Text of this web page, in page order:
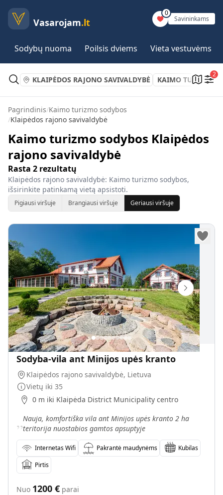
Vasarojam.lt
0
Savininkams
Sodybų nuoma Poilsis dviems Vieta vestuvėms
KLAIPĖDOS RAJONO SAVIVALDYBĖ KAIMO TURIZMO
2
Pagrindinis/Kaimo turizmo sodybos
/Klaipėdos rajono savivaldybė
Kaimo turizmo sodybos Klaipėdos
rajono savivaldybė
Rasta 2 rezultatų
Klaipėdos rajono savivaldybė: Kaimo turizmo sodybos,
išsirinkite patinkamą vietą apsistoti.
Pigiausi viršuje Brangiausi viršuje Geriausi viršuje
Sodyba-vila ant Minijos upės kranto
Klaipėdos rajono savivaldybė, Lietuva
Vietų iki 35
0 m iki Klaipėda District Municipality centro
„Nauja, komfortiška vila ant Minijos upės kranto 2 ha
teritorija nuostabios gamtos apsuptyje
Internetas Wifi Pakrantė maudynėms
Kubilas
Pirtis
Nuo 1200 € parai